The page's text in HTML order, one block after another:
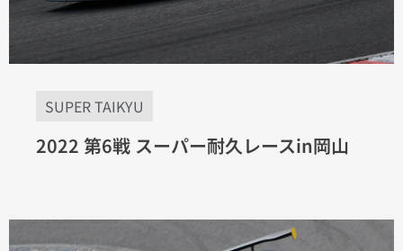
SUPER TAIKYU
2022 第6戦 スーパー耐久レースin岡山